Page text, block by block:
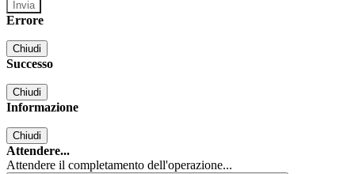
Errore
Chiudi
Successo
Chiudi
Informazione
Chiudi
Attendere...
Attendere il completamento dell'operazione...